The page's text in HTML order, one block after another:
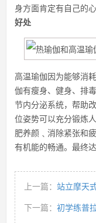
身方面肯定有自己
好处
高温瑜伽因为能够消
伽有瘦身、健身、排
节内分泌系统，帮助
位姿势可以充分锻炼
肥养颜﹑消除紧张和
有机能的畅通。最
上一篇： 站立摩天
下一篇： 初学练普